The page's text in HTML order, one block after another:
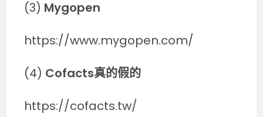
(3) Mygopen
https://www.mygopen.com/
(4) Cofacts真的假的
https://cofacts.tw/